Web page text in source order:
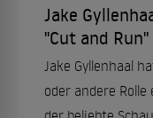
Jake
"Cut and Run"
Jake Gyllenhaal
oder andere